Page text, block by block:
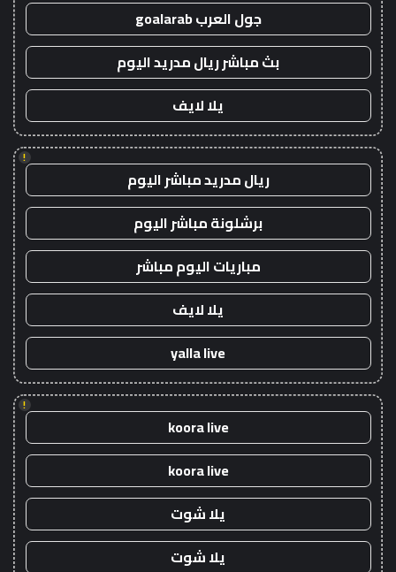
جول العرب goalarab
بث مباشر ريال مدريد اليوم
يلا لايف
!
ريال مدريد مباشر اليوم
برشلونة مباشر اليوم
مباريات اليوم مباشر
يلا لايف
yalla live
!
koora live
koora live
يلا شوت
يلا شوت